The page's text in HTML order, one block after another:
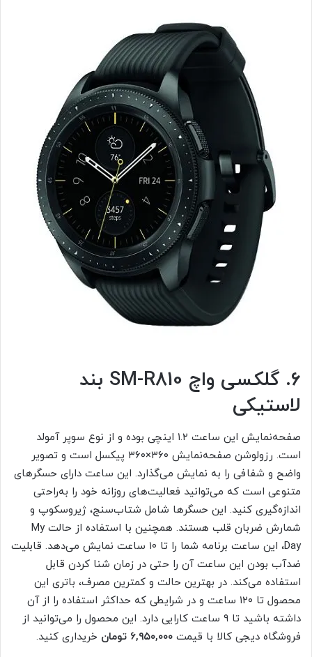
۶. گلکسی واچ SM-R810 بند
لاستیکی
صفحه‌نمایش این ساعت ۱.۲ اینچی بوده و از نوع سوپر آمولد
است. رزولوشن صفحه‌نمایش ۳۶۰×۳۶۰ پیکسل است و تصویر
واضح و شفافی را به نمایش می‌گذارد. این ساعت دارای حسگرهای
متنوعی است که می‌توانید فعالیت‌های روزانه‌ خود را به‌راحتی
اندازه‌گیری کنید. این حسگرها شامل شتاب‌سنج، ژیروسکوپ و
شمارش ضربان قلب هستند. همچنین با استفاده از حالت My
Day، این ساعت برنامه‌ شما را تا ۱۰ ساعت نمایش می‌دهد. قابلیت
ضدآب بودن این ساعت آن را حتی در زمان شنا کردن قابل
استفاده می‌کند. در بهترین حالت و کمترین مصرف، باتری این
محصول تا ۱۲۰ ساعت و در شرایطی که حداکثر استفاده را از آن
داشته باشید تا ۹ ساعت کارایی دارد. این محصول را می‌توانید از
فروشگاه دیجی‌ کالا با قیمت ۶,۹۵۰,۰۰۰ تومان خریداری کنید.